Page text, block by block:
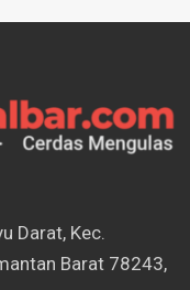
Darat, Kec.
Barat 78243,